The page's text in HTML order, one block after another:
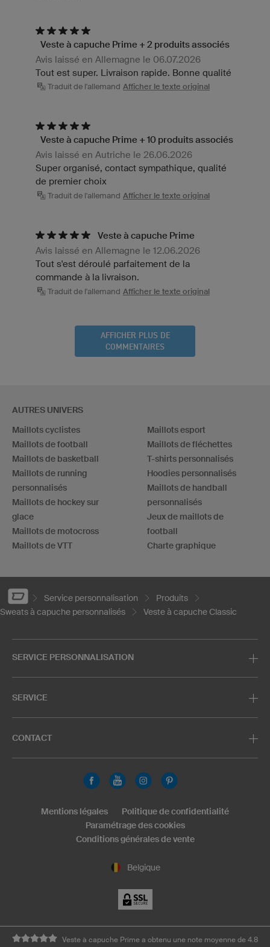
Veste à capuche Prime + 2 produits associés
Avis laissé en Allemagne le 06.07.2026
Tout est super. Livraison rapide. Bonne qualité
Traduit de l'allemand Afficher le texte original
Veste à capuche Prime + 10 produits associés
Avis laissé en Autriche le 26.06.2026
Super organisé, contact sympathique, qualité
de premier choix
Traduit de l'allemand Afficher le texte original
Veste à capuche Prime
Avis laissé en Allemagne le 12.06.2026
Tout s'est déroulé parfaitement de la
commande à la livraison.
Traduit de l'allemand Afficher le texte original
AFFICHER PLUS DE
COMMENTAIRES
AUTRES UNIVERS
Maillots cyclistes
Maillots de football
Maillots de basketball
Maillots de running
personnalisés
Maillots de hockey sur
glace
Maillots de motocross
Maillots de VTT
Maillots esport
Maillots de fléchettes
T-shirts personnalisés
Hoodies personnalisés
Maillots de handball
personnalisés
Jeux de maillots de
football
Charte graphique
Service personnalisation
Produits
Sweats à capuche personnalisés
Veste à capuche Classic
SERVICE PERSONNALISATION
SERVICE
CONTACT
Belgique
Mentions légales
Politique de confidentialité
Paramétrage des cookies
Conditions générales de vente
Veste à capuche Prime a obtenu une note moyenne de 4.8